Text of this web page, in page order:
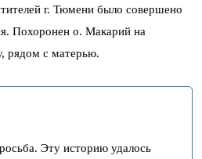
г. Тюмени было совершено
Похоронен о. Макарий на
рядом с матерью.
Эту историю удалось